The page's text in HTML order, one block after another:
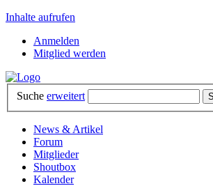
Inhalte aufrufen
Anmelden
Mitglied werden
Suche erweitert
News & Artikel
Forum
Mitglieder
Shoutbox
Kalender